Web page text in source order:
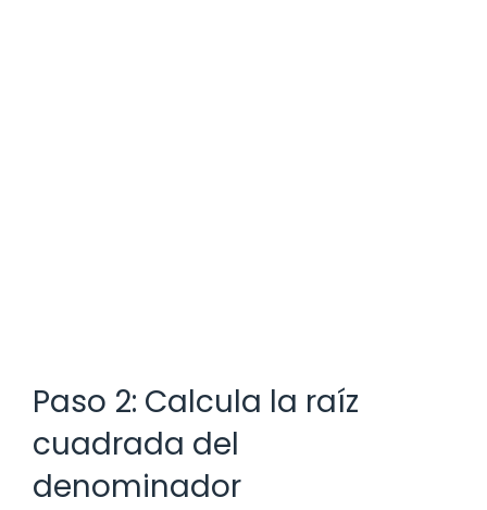
Paso 2: Calcula la raíz
cuadrada del
denominador